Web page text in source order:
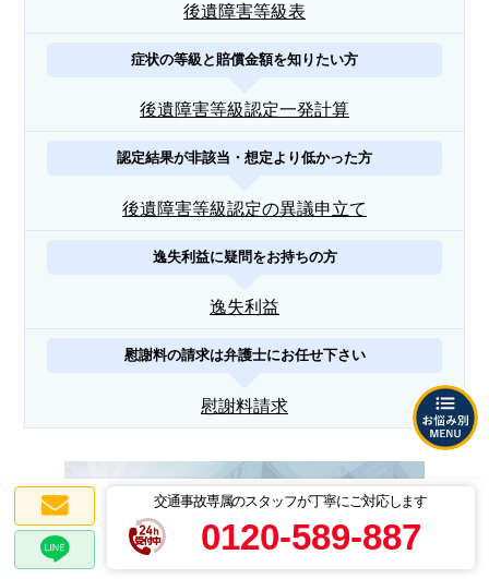
交通事故専属のスタッフが丁寧にご対応します
0120-589-887
後遺障害等級表
症状の等級と賠償金額を知りたい方
後遺障害等級認定一発計算
認定結果が非該当・想定より低かった方
後遺障害等級認定の異議申立て
逸失利益に疑問をお持ちの方
逸失利益
慰謝料の請求は弁護士にお任せ下さい
慰謝料請求